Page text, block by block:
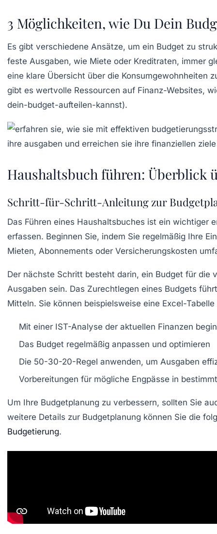
3 Möglichkeiten, wie Du Dein
Es gibt verschiedene Ansätze, um ein Budget zu
feste Ausgaben, wie Miete oder Kreditraten, immer
eine klare Übersicht über die Konsumgewohnheiten
gibt es wertvolle Ressourcen auf Finanz-Websites,
dein-budget-aufteilen-kannst).
Haushaltsbuch führen: Überblick
Schritt-für-Schritt-Anleitung zur
Das Führen eines Haushaltsbuches ist ein wichtiger
erfassen. Beginnen Sie, indem Sie regelmäßig Ihre
Mieten, Abonnements oder Versicherungskosten
Der nächste Schritt besteht darin, ein Budget für die
Ausgaben sein. Das Zurechtlegen eines Budgets
Mitteln. Sie können beispielsweise eine Excel-Tabelle
Mit einer IST-Analyse der aktuellen Finanzen
Das Budget regelmäßig anpassen und optimieren
Die 50-30-20-Regel anwenden, um Ausgaben
Vorbereitungen für mögliche Engpässe in
Um Ihre Budgetplanung zu verbessern, sollten Sie
weitere Details zur Budgetplanung können Sie die
Budgetierung.